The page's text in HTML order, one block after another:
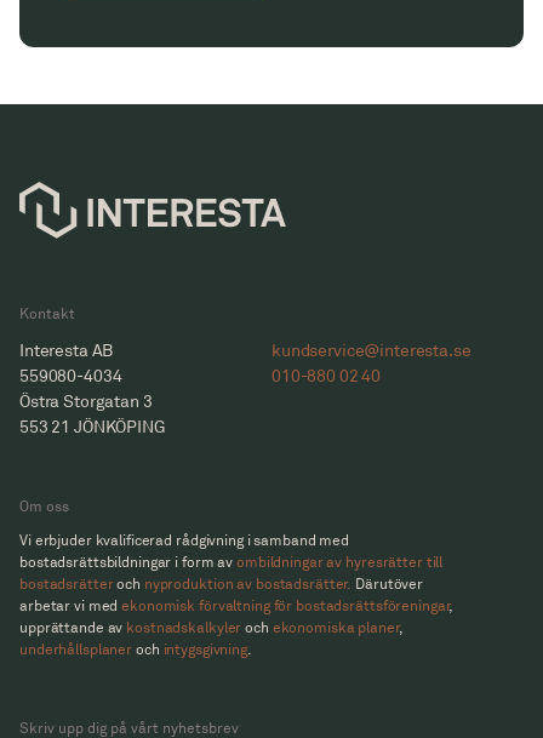
Kontakt
Interesta AB
559080-4034
Östra Storgatan 3
553 21 JÖNKÖPING
kundservice@interesta.se
010-880 02 40
Om oss
Vi erbjuder kvalificerad rådgivning i samband med
bostadsrättsbildningar i form avombildningar av hyresrätter till
bostadsrätteroch nyproduktion av bostadsrätter. Därutöver
arbetar vi medekonomisk förvaltning för bostadsrättsföreningar,
upprättande av kostnadskalkyler och ekonomiska planer,
underhållsplaner och intygsgivning.
Skriv upp dig på vårt nyhetsbrev